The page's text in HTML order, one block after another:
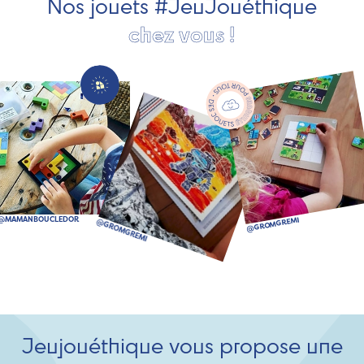
chez vous !
Jeujouéthique vous propose une